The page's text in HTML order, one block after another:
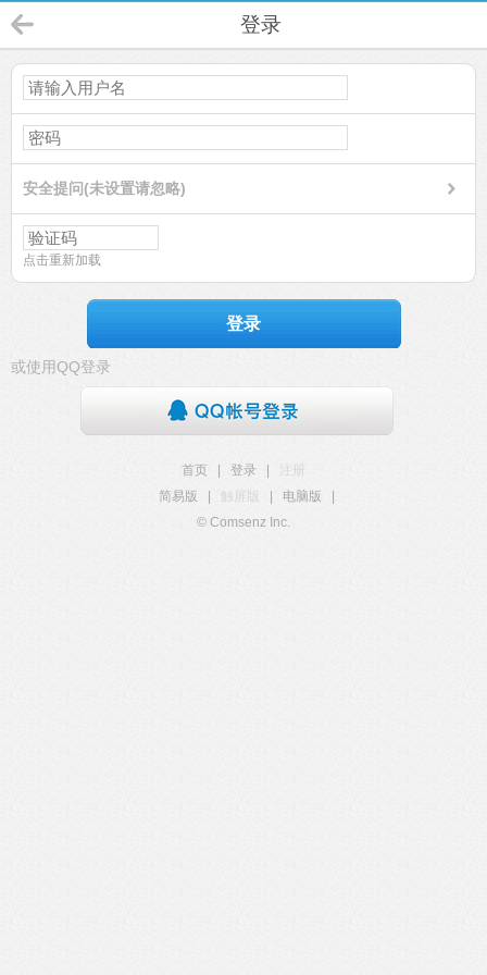
登录
安全提问(未设置请忽略)
点击重新加载
登录
或使用QQ登录
首页 登录
注册
简易版
触屏版 电脑版
© Comsenz Inc.